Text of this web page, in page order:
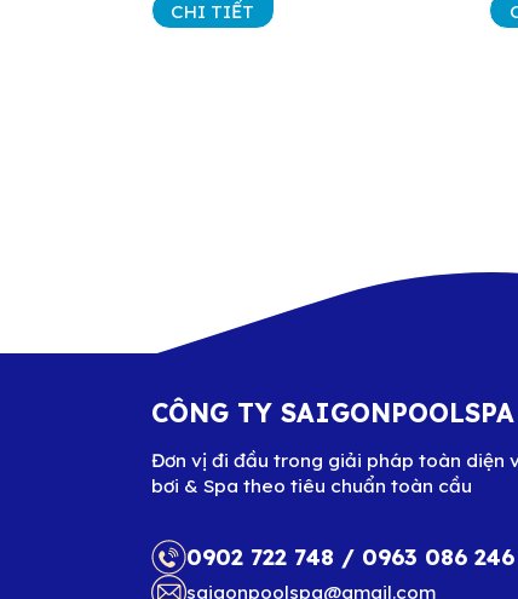
CHI TIẾT
CÔNG TY SAIGONPOOLSPA
Đơn vị đi đầu trong giải pháp toàn diện
bơi & Spa theo tiêu chuẩn toàn cầu
0902 722 748 / 0963 086 246
saigonpoolspa@gmail.com